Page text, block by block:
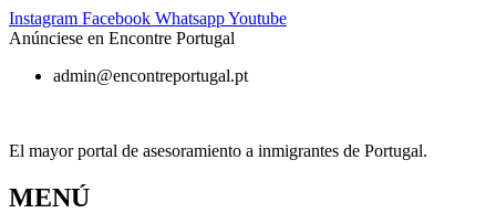
Ir
al
Instagram Facebook WhatsappYoutube
Anúnciese en Encontre Portugal
admin@encontreportugal.pt
El mayor portal de asesoramiento a inmigrantes de Portugal.
MENÚ